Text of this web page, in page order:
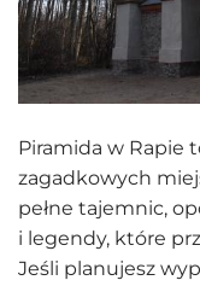
Piramida w Rapie
zagadkowych
pełne tajemnic,
i legendy, które
Jeśli planujesz